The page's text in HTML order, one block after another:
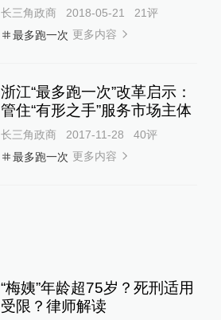
长三角政商 2018-05-21 21评
最多跑一次 更多内容
浙江“最多跑一次”改革启示：
管住“有形之手”服务市场主体
长三角政商 2017-11-28 40评
最多跑一次 更多内容
“梅姨”年龄超75岁？死刑适用
受限？律师解读